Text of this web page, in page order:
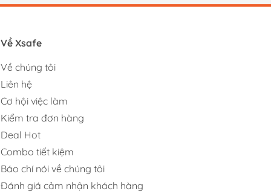
Về Xsafe
Về chúng tôi
Liên hệ
Cơ hội việc làm
Kiểm tra đơn hàng
Deal Hot
Combo tiết kiệm
Báo chí nói về chúng tôi
Đánh giá cảm nhận khách hàng